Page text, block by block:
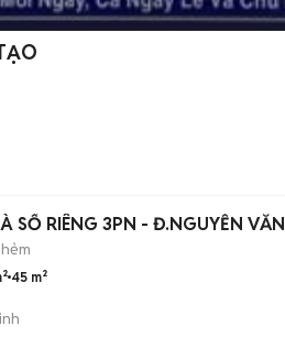
SỔ RIÊNG 3PN - Đ.NGUYỄN
45 m²